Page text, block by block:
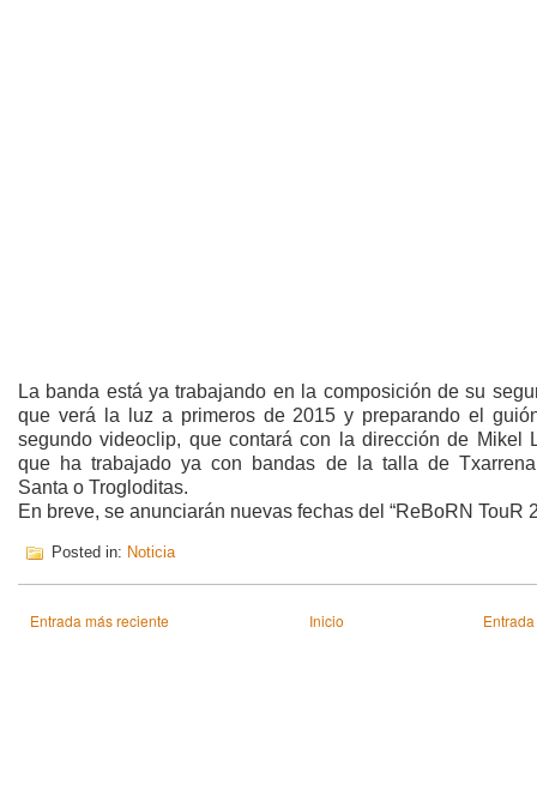
La banda está ya trabajando en la composición de su
que verá la luz a primeros de 2015 y preparando el
segundo videoclip, que contará con la dirección de Mikel
que ha trabajado ya con bandas de la talla de
Santa o Trogloditas.
En breve, se anunciarán nuevas fechas del “ReBoRN TouR
Posted in: Noticia
Entrada más reciente Inicio